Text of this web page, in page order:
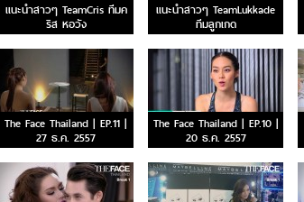
แนะนำสาวๆ TeamCris ทีมค
ริส หอวัง
แนะนำสาวๆ TeamLukkade
ทีมลูกเกด
The Face Thailand | EP.11 |
27 ธ.ค. 2557
The Face Thailand | EP.10 |
20 ธ.ค. 2557